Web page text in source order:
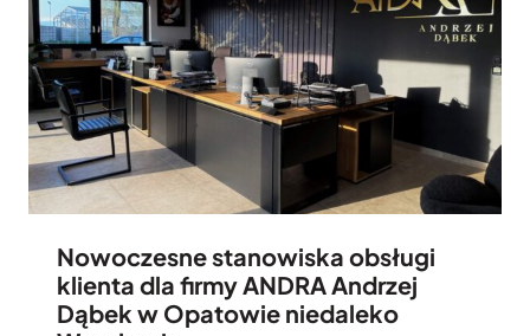
Nowoczesne stanowiska obsługi
klienta dla firmy ANDRA Andrzej
Dąbek w Opatowie niedaleko